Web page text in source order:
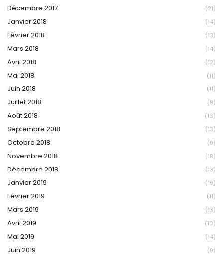
Décembre 2017 (21)
Janvier 2018 (14)
Février 2018 (13)
Mars 2018 (14)
Avril 2018 (12)
Mai 2018 (11)
Juin 2018 (11)
Juillet 2018 (9)
Août 2018 (16)
Septembre 2018 (13)
Octobre 2018 (9)
Novembre 2018 (18)
Décembre 2018 (13)
Janvier 2019 (19)
Février 2019 (11)
Mars 2019 (13)
Avril 2019 (10)
Mai 2019 (14)
Juin 2019 (9)